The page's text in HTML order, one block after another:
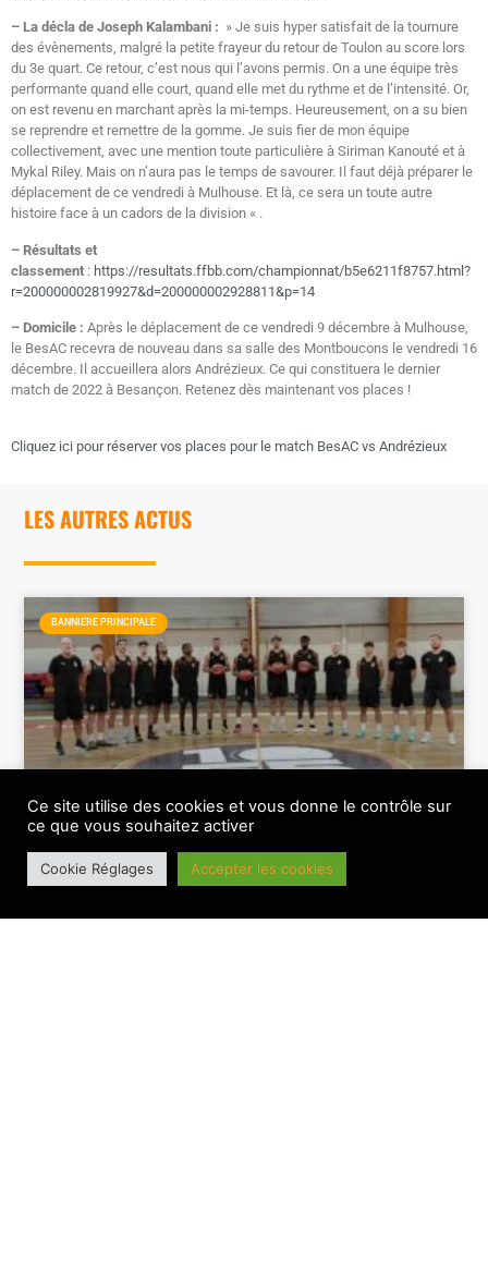
– La décla de Joseph Kalambani : » Je suis hyper satisfait de la tournure
des évènements, malgré la petite frayeur du retour de Toulon au score lors
du 3e quart. Ce retour, c’est nous qui l’avons permis. On a une équipe très
performante quand elle court, quand elle met du rythme et de l’intensité. Or,
on est revenu en marchant après la mi-temps. Heureusement, on a su bien
se reprendre et remettre de la gomme. Je suis fier de mon équipe
collectivement, avec une mention toute particulière à Siriman Kanouté et à
Mykal Riley. Mais on n’aura pas le temps de savourer. Il faut déjà préparer le
déplacement de ce vendredi à Mulhouse. Et là, ce sera un toute autre
histoire face à un cadors de la division « .
– Résultats et
classement : https://resultats.ffbb.com/championnat/b5e6211f8757.html?
r=200000002819927&d=200000002928811&p=14
– Domicile : Après le déplacement de ce vendredi 9 décembre à Mulhouse,
le BesAC recevra de nouveau dans sa salle des Montboucons le vendredi 16
décembre. Il accueillera alors Andrézieux. Ce qui constituera le dernier
match de 2022 à Besançon. Retenez dès maintenant vos places !
Cliquez ici pour réserver vos places pour le match BesAC vs Andrézieux
LES AUTRES ACTUS
BANNIERE PRINCIPALE
Le BesAC a bien lancé sa saison 2026-2027
Ce site utilise des cookies et vous donne le contrôle sur
ce que vous souhaitez activer
Cookie Réglages Accepter les cookies